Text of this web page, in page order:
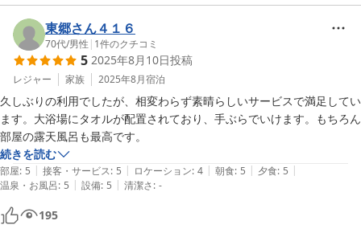
今回のご滞在もお楽しみいただけたご様子を拝見し、スタッフ一同
大変嬉しく思います。
特にお食事やお部屋の露天風呂につきましてご満足いただけました
ご様子で、「リフレッシュできた」とのお言葉は、私たちにとって
何よりの励みです。
今後もmisan.1115様に、より快適で心地よい時間をお過ごしいた
だけるよう、サービスの向上に努めてまいります。
またのご来館を心よりお待ちしております。
ご投稿いただきありがとうございました。
2025-09-05
東郷さん４１６
70代/男性 | 1件のクチコミ
5 2025年8月10日投稿
レジャー 家族 2025年8月宿泊
久しぶりの利用でしたが、相変わらず素晴らしいサービスで満足してい
ます。大浴場にタオルが配置されており、手ぶらでいけます。もちろん
部屋の露天風呂も最高です。
続きを読む
部屋: 5 | 接客・サービス: 5 | ロケーション: 4 | 朝食: 5 | 夕食: 5 |
温泉・お風呂: 5 | 設備: 5 | 清潔さ: -
195